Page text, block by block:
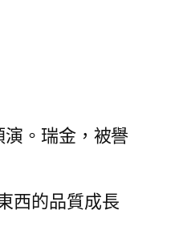
演。瑞金，被譽
西的品質成長